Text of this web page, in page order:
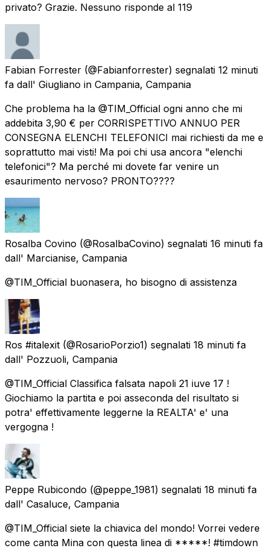
privato? Grazie. Nessuno risponde al 119
Fabian Forrester (@Fabianforrester) segnalati 12 minuti
fa dall' Giugliano in Campania, Campania
Che problema ha la @TIM_Official ogni anno che mi
addebita 3,90 € per CORRISPETTIVO ANNUO PER
CONSEGNA ELENCHI TELEFONICI mai richiesti da me e
soprattutto mai visti! Ma poi chi usa ancora "elenchi
telefonici"? Ma perché mi dovete far venire un
esaurimento nervoso? PRONTO????
Rosalba Covino (@RosalbaCovino) segnalati 16 minuti fa
dall' Marcianise, Campania
@TIM_Official buonasera, ho bisogno di assistenza
Ros #italexit (@RosarioPorzio1) segnalati 18 minuti fa
dall' Pozzuoli, Campania
@TIM_Official Classifica falsata napoli 21 iuve 17 !
Giochiamo la partita e poi asseconda del risultato si
potra' effettivamente leggerne la REALTA' e' una
vergogna !
Peppe Rubicondo (@peppe_1981) segnalati 18 minuti fa
dall' Casaluce, Campania
@TIM_Official siete la chiavica del mondo! Vorrei vedere
come canta Mina con questa linea di *****! #timdown